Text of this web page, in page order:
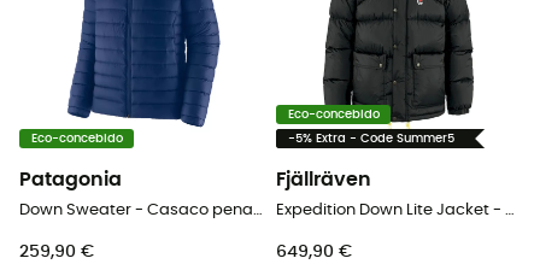
Eco-concebido
Patagonia
259,90 €
Eco-concebido
-5% Extra - Code Summer5
Fjällräven
649,90 €